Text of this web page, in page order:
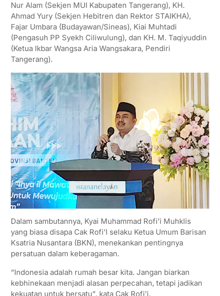
Nur Alam (Sekjen MUI Kabupaten Tangerang), KH.
Ahmad Yury (Sekjen Hebitren dan Rektor STAIKHA),
Fajar Umbara (Budayawan/Sineas), Kiai Muhtadi
(Pengasuh PP Syekh Ciliwulung), dan KH. M. Taqiyuddin
(Ketua Ikbar Wangsa Aria Wangsakara, Pendiri
Tangerang).
Dalam sambutannya, Kyai Muhammad Rofi’i Muhklis
yang biasa disapa Cak Rofi’I selaku Ketua Umum Barisan
Ksatria Nusantara (BKN), menekankan pentingnya
persatuan dalam keberagaman.
“Indonesia adalah rumah besar kita. Jangan biarkan
kebhinekaan menjadi alasan perpecahan, tetapi jadikan
kekuatan untuk bersatu”, kata Cak Rofi’i.